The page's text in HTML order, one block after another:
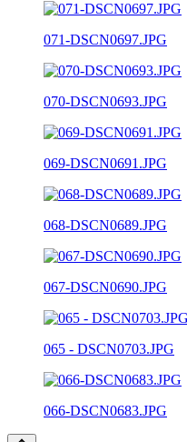
071-DSCN0697.JPG
070-DSCN0693.JPG
069-DSCN0691.JPG
068-DSCN0689.JPG
067-DSCN0690.JPG
065 - DSCN0703.JPG
066-DSCN0683.JPG